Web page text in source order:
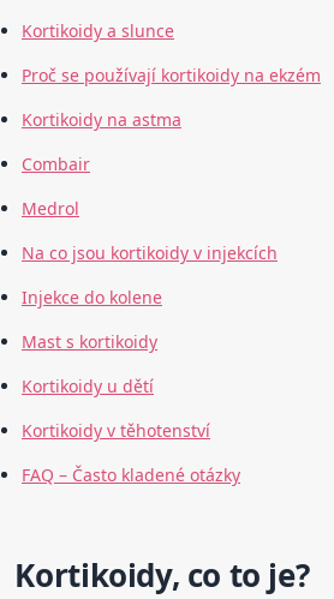
Kortikoidy a slunce
Proč se používají kortikoidy na ekzém
Kortikoidy na astma
Combair
Medrol
Na co jsou kortikoidy v injekcích
Injekce do kolene
Mast s kortikoidy
Kortikoidy u dětí
Kortikoidy v těhotenství
FAQ – Často kladené otázky
Kortikoidy, co to je?